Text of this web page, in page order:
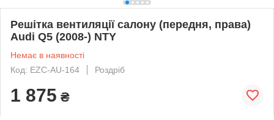
Решітка вентиляції салону (передня, права)
Audi Q5 (2008-) NTY
Немає в наявності
Код: EZC-AU-164
Роздріб
1 875 ₴